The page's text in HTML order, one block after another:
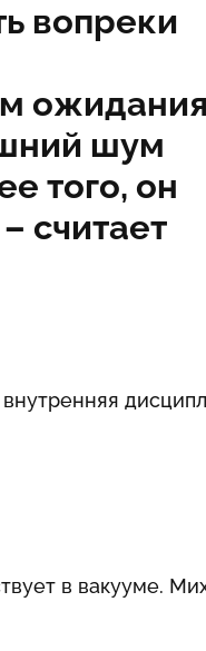
вопреки
шум
того, он
считает
в вакууме.